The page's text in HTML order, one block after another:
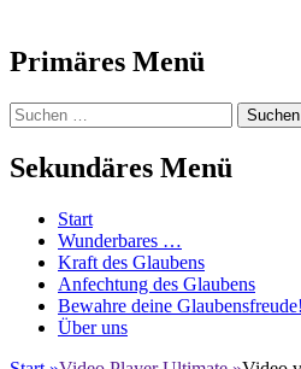
Primäres Menü
Zum
Inhalt
springen
Suchen
Suchen
nach:
Sekundäres Menü
Zum
Inhalt
springen
Start
Wunderbares …
Kraft des Glaubens
Anfechtung des Glaubens
Bewahre deine Glaubensfreude!
Über uns